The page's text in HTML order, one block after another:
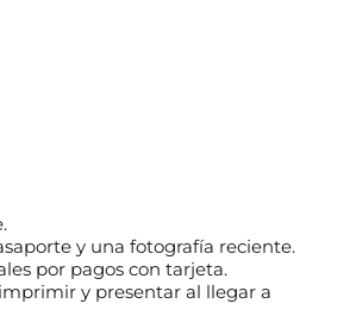
y una fotografía reciente.
por pagos con tarjeta.
y presentar al llegar a